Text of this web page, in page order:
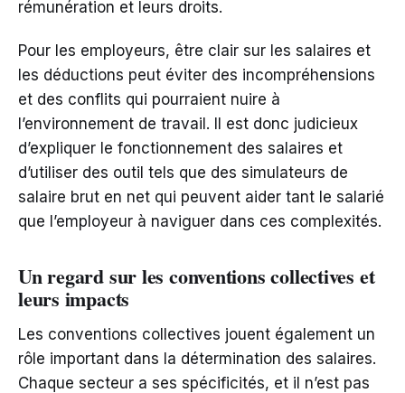
rémunération et leurs droits.
Pour les employeurs, être clair sur les salaires et
les déductions peut éviter des incompréhensions
et des conflits qui pourraient nuire à
l’environnement de travail. Il est donc judicieux
d’expliquer le fonctionnement des salaires et
d’utiliser des outil tels que des simulateurs de
salaire brut en net qui peuvent aider tant le salarié
que l’employeur à naviguer dans ces complexités.
Un regard sur les conventions collectives et
leurs impacts
Les conventions collectives jouent également un
rôle important dans la détermination des salaires.
Chaque secteur a ses spécificités, et il n’est pas